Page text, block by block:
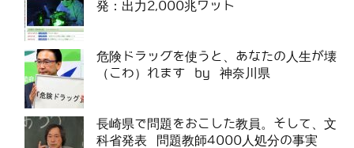
発：出力2,000兆ワット
危険ドラッグを使うと、あなたの人生が壊
（こわ）れます by 神奈川県
長崎県で問題をおこした教員。そして、文
科省発表 問題教師4000人処分の事実